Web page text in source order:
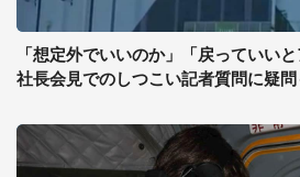
「想定外でいいのか」「戻っていい
社長会見でのしつこい記者質問に疑問